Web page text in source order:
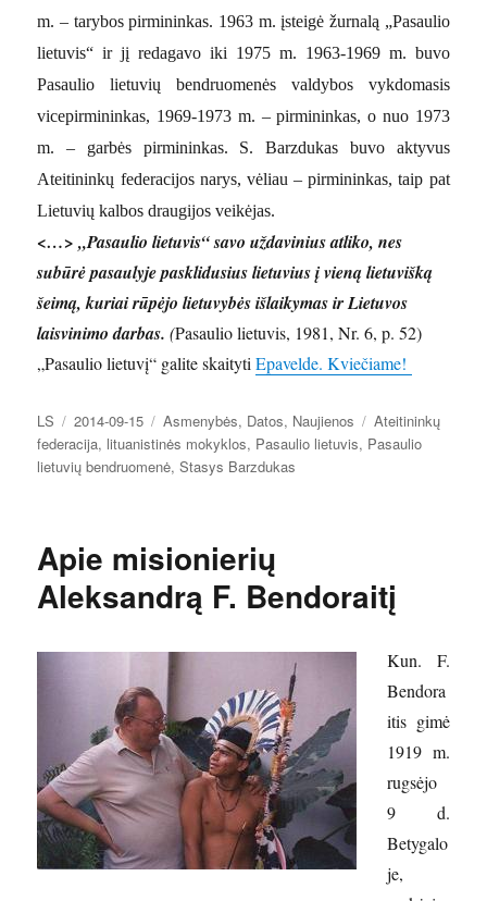
m. – tarybos pirmininkas. 1963 m. įsteigė žurnalą „Pasaulio
lietuvis“ ir jį redagavo iki 1975 m. 1963-1969 m. buvo
Pasaulio lietuvių bendruomenės valdybos vykdomasis
vicepirmininkas, 1969-1973 m. – pirmininkas, o nuo 1973
m. – garbės pirmininkas. S. Barzdukas buvo aktyvus
Ateitininkų federacijos narys, vėliau – pirmininkas, taip pat
Lietuvių kalbos draugijos veikėjas.
<…> „Pasaulio lietuvis“ savo uždavinius atliko, nes
subūrė pasaulyje pasklidusius lietuvius į vieną lietuvišką
šeimą, kuriai rūpėjo lietuvybės išlaikymas ir Lietuvos
laisvinimo darbas. (Pasaulio lietuvis, 1981, Nr. 6, p. 52)
„Pasaulio lietuvį“ galite skaitytiEpavelde. Kviečiame!
Autorius
LS Paskelbta
2014-09-15 Kategorijos
Asmenybės, Datos, Naujienos Žymos
Ateitininkų
federacija, lituanistinės mokyklos, Pasaulio lietuvis, Pasaulio
lietuvių bendruomenė,Stasys Barzdukas
Apie misionierių
Aleksandrą F. Bendoraitį
Kun. F.
Bendora
itis gimė
1919 m.
rugsėjo
9 d.
Betygalo
je,